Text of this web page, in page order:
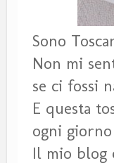
Sono
Non mi
se ci fossi
E questa
ogni
Il mio blog